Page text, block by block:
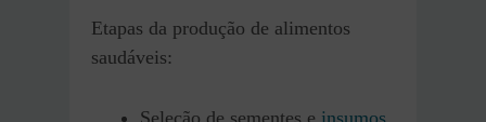
Etapas da produção de alimentos
saudáveis:
Seleção de sementes e insumos